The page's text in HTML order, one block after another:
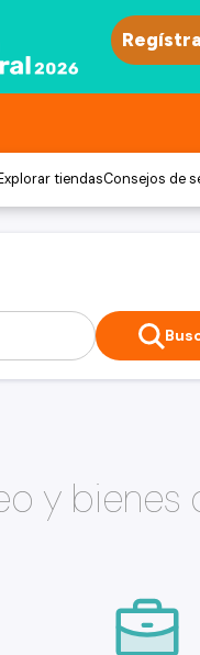
Explorar tiendasConsejos de
y bienes